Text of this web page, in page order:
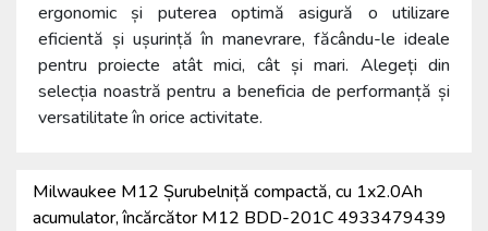
ergonomic și puterea optimă asigură o utilizare
eficientă și ușurință în manevrare, făcându-le ideale
pentru proiecte atât mici, cât și mari. Alegeți din
selecția noastră pentru a beneficia de performanță și
versatilitate în orice activitate.
Milwaukee M12 Șurubelniță compactă, cu 1x2.0Ah
acumulator, încărcător M12 BDD-201C 4933479439